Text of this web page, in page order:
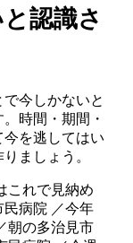
認識さ
今しかないと
時間・期間・
を逃してはい
ましょう。
これで見納め
民病院 ／今年
朝の多治見市